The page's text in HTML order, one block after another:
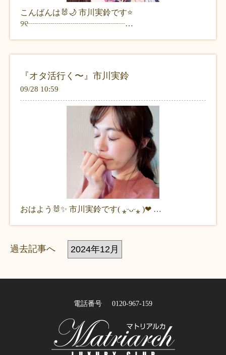
こんばんは🐰🌙 市川実鈴です⭐️
୨୧┈┈┈┈┈┈┈┈┈┈┈┈…
『オタ活行く〜』市川実鈴
09/28 10:59
おはよう🐰✨ 市川実鈴です( ⁎ᵕᴗᵕ⁎ )❤︎ …
過去記事へ
電話番号 0120-967-159